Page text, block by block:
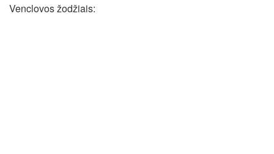
Venclovos žodžiais: